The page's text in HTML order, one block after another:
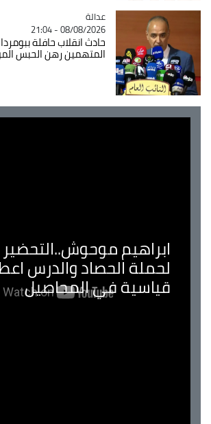
Catégorie
عدالة
08/08/2026 - 21:04
حادث انقلاب حافلة
المتهمين رهن الحبس
ابراهيم موحوش..التحضير
لحملة الحصاد والدرس
قياسية في المحاصيل